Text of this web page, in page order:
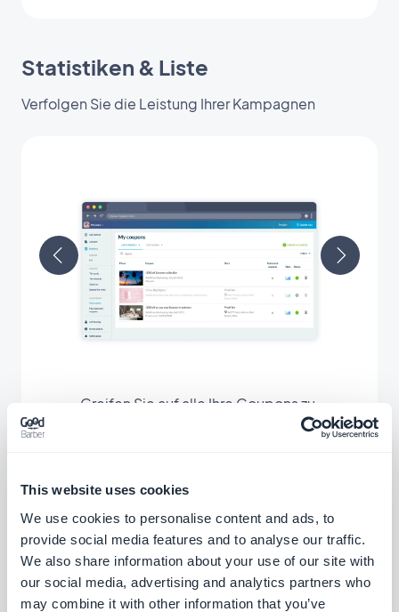
This website uses cookies
We use cookies to personalise content and ads, to
provide social media features and to analyse our traffic.
We also share information about your use of our site with
our social media, advertising and analytics partners who
may combine it with other information that you’ve
Statistiken & Liste
Verfolgen Sie die Leistung Ihrer Kampagnen
Greifen Sie auf alle Ihre Coupons zu,
organisieren Sie sie in Kategorien und verfolgen
Coupons, Status des Coupons, Nutzung
aufgeschlüsselt nach Zeiträumen, Liste der
Nutzer, die den Coupon eingelöst haben ... Sie
haben alle Optionen zur Hand, um das Beste
aus Ihren Rabattcoupons herauszuholen.